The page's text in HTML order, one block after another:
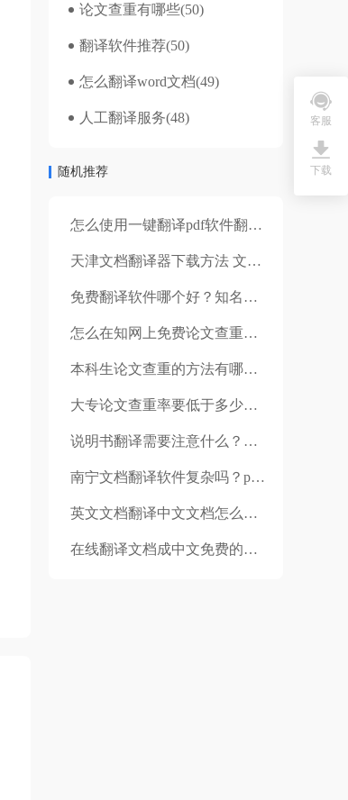
论文查重有哪些(50)
翻译软件推荐(50)
怎么翻译word文档(49)
人工翻译服务(48)
随机推荐
怎么使用一键翻译pdf软件翻译文件？
天津文档翻译器下载方法 文档翻译的注意事项
免费翻译软件哪个好？知名度高的翻译软件介绍！
怎么在知网上免费论文查重？论文查重是什么意思？
本科生论文查重的方法有哪些？要求有哪些？
大专论文查重率要低于多少才可以？论文查重是和什么对比？
说明书翻译需要注意什么？说明书翻译哪家好？
南宁文档翻译软件复杂吗？ppt翻译软件哪个好？
英文文档翻译中文文档怎么做？Word文档英文怎么翻译为中文？
在线翻译文档成中文免费的软件有哪些？福昕在线翻译教程？
客服
下载